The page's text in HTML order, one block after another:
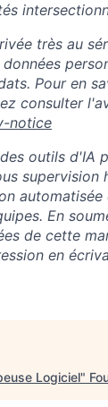
très au
Pour en
consulter
notice
outils d'IA
supervision
En
de cette
en
Logiciel"